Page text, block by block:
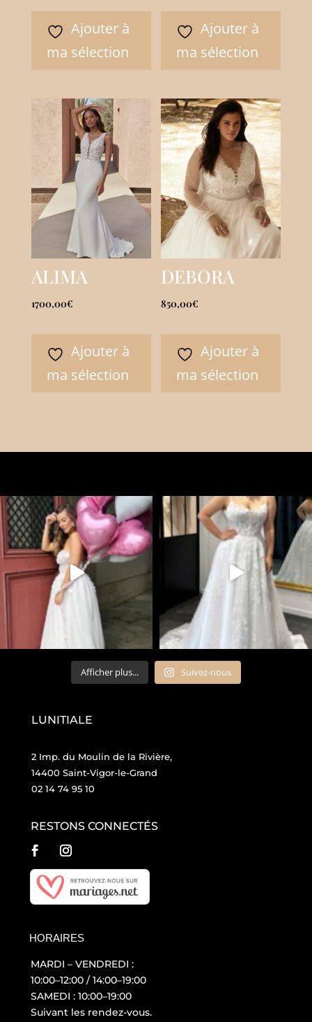
Ajouter à
ma sélection
Ajouter à
ma sélection
ALIMA
1700,00€
Ajouter à
ma sélection
DEBORA
850,00€
Ajouter à
ma sélection
Afficher plus... Suivez-nous
LUNITIALE
2 Imp. du Moulin de la Rivière,
14400 Saint-Vigor-le-Grand
02 14 74 95 10
RESTONS CONNECTÉS
HORAIRES
MARDI – VENDREDI :
10:00–12:00 / 14:00–19:00
SAMEDI : 10:00–19:00
Suivant les rendez-vous.